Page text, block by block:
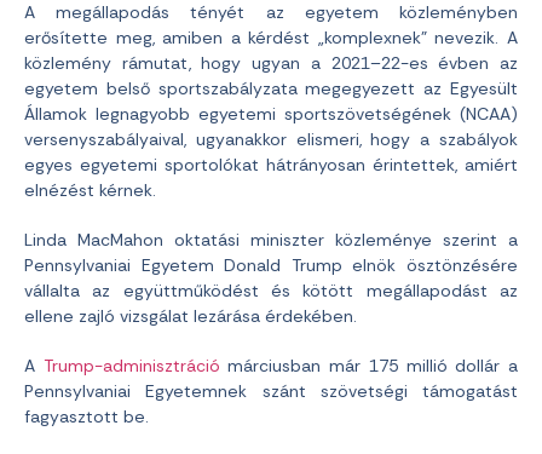
A megállapodás tényét az egyetem közleményben
erősítette meg, amiben a kérdést „komplexnek” nevezik. A
közlemény rámutat, hogy ugyan a 2021–22-es évben az
egyetem belső sportszabályzata megegyezett az Egyesült
Államok legnagyobb egyetemi sportszövetségének (NCAA)
versenyszabályaival, ugyanakkor elismeri, hogy a szabályok
egyes egyetemi sportolókat hátrányosan érintettek, amiért
elnézést kérnek.
Linda MacMahon oktatási miniszter közleménye szerint a
Pennsylvaniai Egyetem Donald Trump elnök ösztönzésére
vállalta az együttműködést és kötött megállapodást az
ellene zajló vizsgálat lezárása érdekében.
A Trump-adminisztráció márciusban már 175 millió dollár a
Pennsylvaniai Egyetemnek szánt szövetségi támogatást
fagyasztott be.